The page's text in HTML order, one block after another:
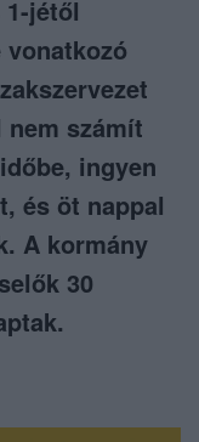
jétől
számít
ingyen
és öt nappal
A kormány
30